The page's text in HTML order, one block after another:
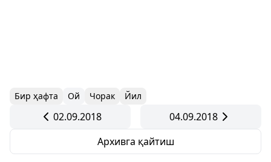
Бир ҳафта Ой Чорак Йил
02.09.2018
04.09.2018
Архивга қайтиш